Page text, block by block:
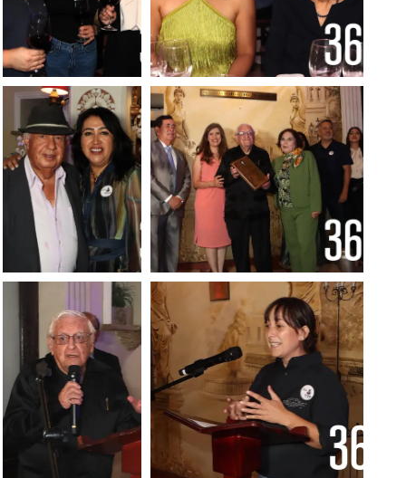
Foto: Francisco
Muñiz
Foto: Francisco Muñiz
Foto: Francisco
Foto: Francisco Muñiz